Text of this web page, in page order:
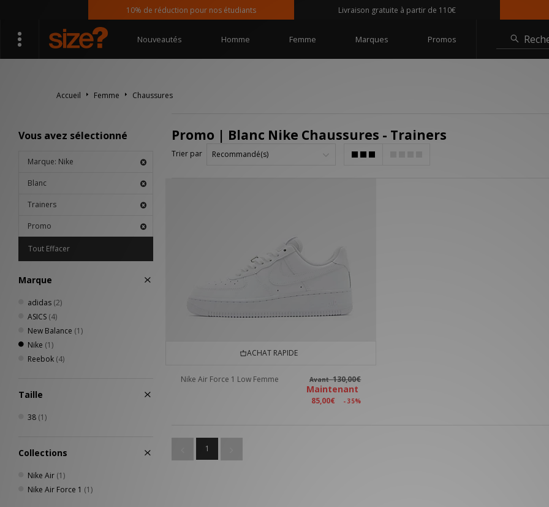
10% de réduction pour nos étudiants Livraison gratuite à partir de 110€
Nouveautés Homme Femme Marques Promos
Accueil Femme Chaussures
Vous avez sélectionné
Marque: Nike
Blanc
Trainers
Promo
Tout Effacer
Marque
adidas (2)
ASICS (4)
New Balance (1)
Nike (1)
Reebok (4)
Taille
38 (1)
Collections
Nike Air (1)
Nike Air Force 1 (1)
Promo | Blanc Nike Chaussures - Trainers
Trier par
ACHAT RAPIDE
Nike Air Force 1 Low Femme Avant130,00€
Maintenant
85,00€ - 35%
1